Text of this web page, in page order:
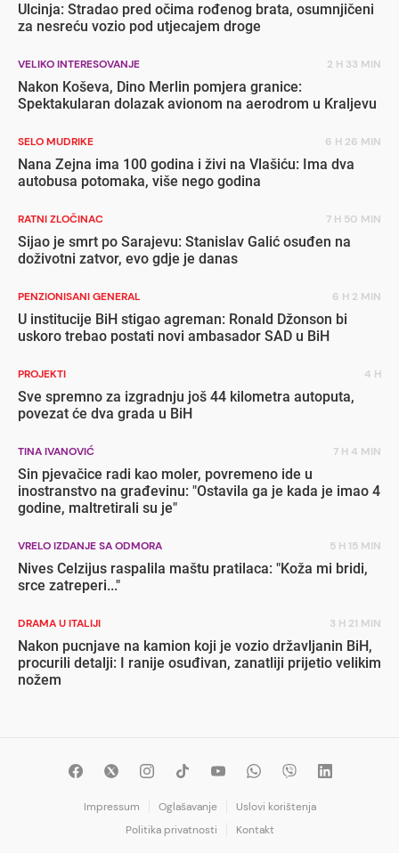
Ulcinja: Stradao pred očima rođenog brata, osumnjičeni
za nesreću vozio pod utjecajem droge
VELIKO INTERESOVANJE 2 H 33 MIN
Nakon Koševa, Dino Merlin pomjera granice:
Spektakularan dolazak avionom na aerodrom u Kraljevu
SELO MUDRIKE 6 H 26 MIN
Nana Zejna ima 100 godina i živi na Vlašiću: Ima dva
autobusa potomaka, više nego godina
RATNI ZLOČINAC 7 H 50 MIN
Sijao je smrt po Sarajevu: Stanislav Galić osuđen na
doživotni zatvor, evo gdje je danas
PENZIONISANI GENERAL 6 H 2 MIN
U institucije BiH stigao agreman: Ronald Džonson bi
uskoro trebao postati novi ambasador SAD u BiH
PROJEKTI 4 H
Sve spremno za izgradnju još 44 kilometra autoputa,
povezat će dva grada u BiH
TINA IVANOVIĆ 7 H 4 MIN
Sin pjevačice radi kao moler, povremeno ide u
inostranstvo na građevinu: "Ostavila ga je kada je imao 4
godine, maltretirali su je"
VRELO IZDANJE SA ODMORA 5 H 15 MIN
Nives Celzijus raspalila maštu pratilaca: "Koža mi bridi,
srce zatreperi..."
DRAMA U ITALIJI 3 H 21 MIN
Nakon pucnjave na kamion koji je vozio državljanin BiH,
procurili detalji: I ranije osuđivan, zanatliji prijetio velikim
nožem
Impressum Oglašavanje
Uslovi korištenja
Politika privatnosti
Kontakt